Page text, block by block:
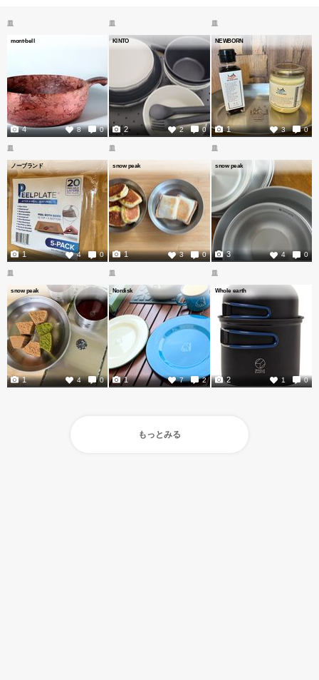
皿
mont-bell
8 0
4
皿
KINTO
2 0
2
皿
NEWBORN
3 0
1
皿
ノーブランド
4 0
1
皿
snow peak
3 0
1
皿
snow peak
4 0
3
皿
snow peak
4 0
1
皿
Nordisk
7 2
1
皿
Whole earth
1 0
2
もっとみる